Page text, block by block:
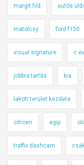
margit híd autós
matolcsy ford f150
visual signature c
jobbra tartás kia
lakott terület kezdete
citroen agip
traffix dashcam